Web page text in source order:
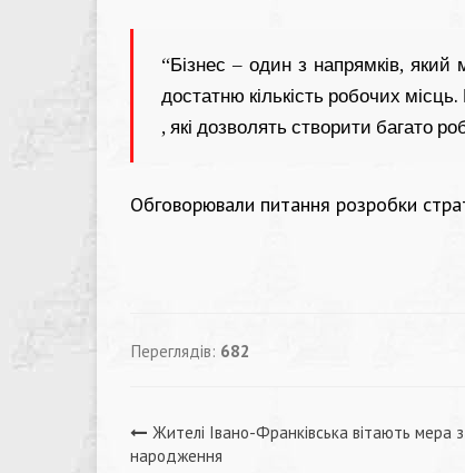
“Бізнес – один з напрямків,
достатню кількість робочих місць.
, які дозволять створити багато
Обговорювали питання розробки
Переглядів: 682
Навігація
Жителі Івано-Франківська вітають мера
народження